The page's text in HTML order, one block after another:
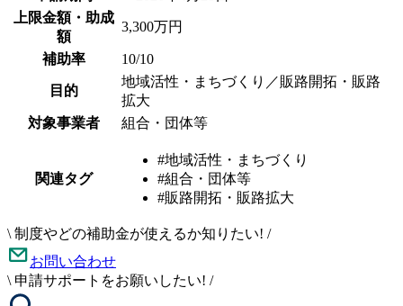
上限金額・助成
額
3,300万円
補助率 10/10
目的
地域活性・まちづくり／販路開拓・販路
拡大
対象事業者
組合・団体等
関連タグ
#地域活性・まちづくり
#組合・団体等
#販路開拓・販路拡大
\ 制度やどの補助金が使えるか知りたい! /
お問い合わせ
\ 申請サポートをお願いしたい! /